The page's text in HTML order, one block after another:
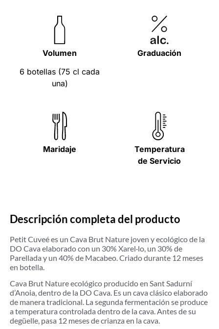
Volumen
6 botellas (75 cl cada
una)
Graduación
Maridaje
Temperatura
de Servicio
Descripción completa del producto
Petit Cuveé es un Cava Brut Nature joven y ecológico de la
DO Cava elaborado con un 30% Xarel·lo, un 30% de
Parellada y un 40% de Macabeo. Criado durante 12 meses
en botella.
Cava Brut Nature ecológico producido en Sant Sadurní
d’Anoia, dentro de la DO Cava. Es un cava clásico elaborado
de manera tradicional. La segunda fermentación se produce
a temperatura controlada dentro de la cava. Antes de su
degüelle, pasa 12 meses de crianza en la cava.